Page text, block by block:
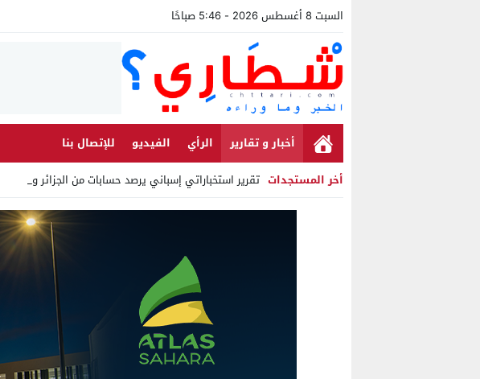
السبت 8 أغسطس 2026 - 5:46 صباحًا
أخبار و تقارير الرأي الفيديو
للإتصال بنا
أخر المستجدات تقرير استخباراتي إسباني يرصد حسابات من الجزائر وأرقاما بـ _
Stop